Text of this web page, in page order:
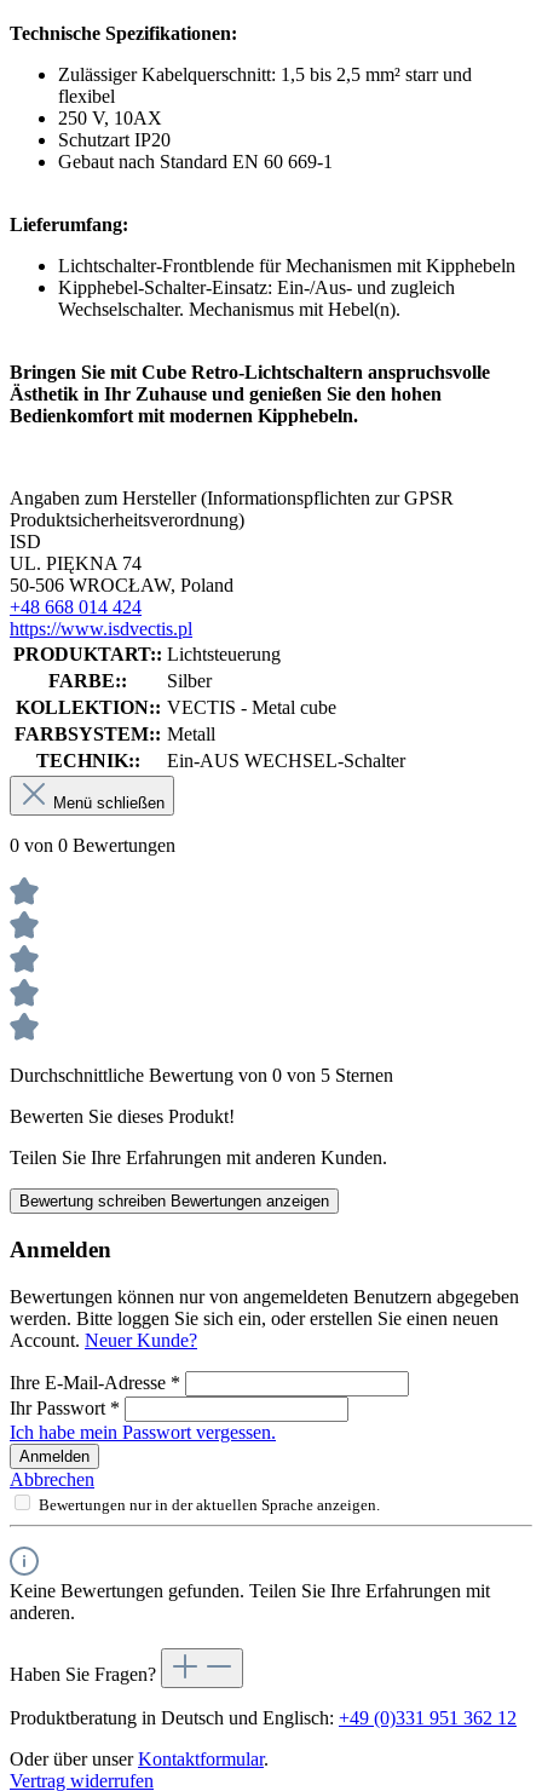
Technische Spezifikationen:
Zulässiger Kabelquerschnitt: 1,5 bis 2,5 mm² starr und
flexibel
250 V, 10AX
Schutzart IP20
Gebaut nach Standard EN 60 669-1
Lieferumfang:
Lichtschalter-Frontblende für Mechanismen mit Kipphebeln
Kipphebel-Schalter-Einsatz: Ein-/Aus- und zugleich
Wechselschalter. Mechanismus mit Hebel(n).
Bringen Sie mit Cube Retro-Lichtschaltern anspruchsvolle
Ästhetik in Ihr Zuhause und genießen Sie den hohen
Bedienkomfort mit modernen Kipphebeln.
Angaben zum Hersteller (Informationspflichten zur GPSR
Produktsicherheitsverordnung)
ISD
UL. PIĘKNA 74
50-506 WROCŁAW, Poland
+48 668 014 424
https://www.isdvectis.pl
PRODUKTART:: Lichtsteuerung
FARBE::
Silber
KOLLEKTION:: VECTIS - Metal cube
FARBSYSTEM:: Metall
TECHNIK::
Ein-AUS WECHSEL-Schalter
Menü schließen
0 von 0 Bewertungen
Durchschnittliche Bewertung von 0 von 5 Sternen
Bewerten Sie dieses Produkt!
Teilen Sie Ihre Erfahrungen mit anderen Kunden.
Bewertung schreiben Bewertungen anzeigen
Anmelden
Bewertungen können nur von angemeldeten Benutzern abgegeben
werden. Bitte loggen Sie sich ein, oder erstellen Sie einen neuen
Account. Neuer Kunde?
Ihre E-Mail-Adresse *
Ihr Passwort *
Ich habe mein Passwort vergessen.
Anmelden
Abbrechen
Bewertungen nur in der aktuellen Sprache anzeigen.
Keine Bewertungen gefunden. Teilen Sie Ihre Erfahrungen mit
anderen.
Haben Sie Fragen?
Produktberatung in Deutsch und Englisch: +49 (0)331 951 362 12
Oder über unserKontaktformular.
Vertrag widerrufen